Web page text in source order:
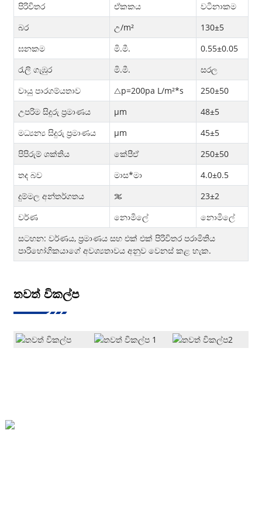
පිරිවිතර
ඒකකය
වටිනාකම
බර
උ/m²
130±5
ඝනකම
මි.මී.
0.55±0.05
රැලි ගැඹුර
මි.මී.
සරල
වායු පාරගම්යතාව
△p=200pa L/m²*s
250±50
උපරිම සිදුරු ප්‍රමාණය
μm
48±5
මධ්‍යන්‍ය සිදුරු ප්‍රමාණය
μm
45±5
පිපිරුම් ශක්තිය
කේපීඒ
250±50
තද බව
මාස*මා
4.0±0.5
දුම්මල අන්තර්ගතය
％
23±2
වර්ණ
නොමිලේ
නොමිලේ
සටහන: වර්ණය, ප්‍රමාණය සහ එක් එක් පිරිවිතර පරාමිතිය
පාරිභෝගිකයාගේ අවශ්‍යතාවය අනුව වෙනස් කළ හැක.
තවත් විකල්ප